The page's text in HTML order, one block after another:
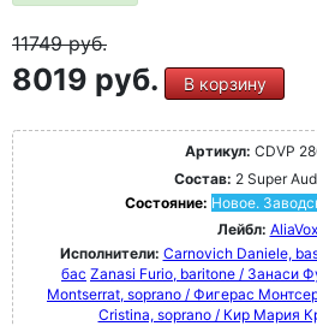
11749руб.
8019 руб. В корзину
Артикул: CDVP
Состав: 2 Super
Состояние: Новое.
Лейбл: AliaVox
Исполнители: Carnovich Daniele,
бас Zanasi Furio, baritone / Занаси
Montserrat, soprano / Фигерас
Cristina, soprano / Кир Мария